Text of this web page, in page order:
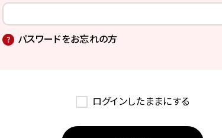
パスワードをお忘れの方
ログインしたままにする